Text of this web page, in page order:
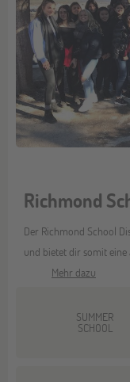
Richmond
Der Richmond School
und bietet dir somit eine
Mehr dazu
SUMMER
SCHOOL